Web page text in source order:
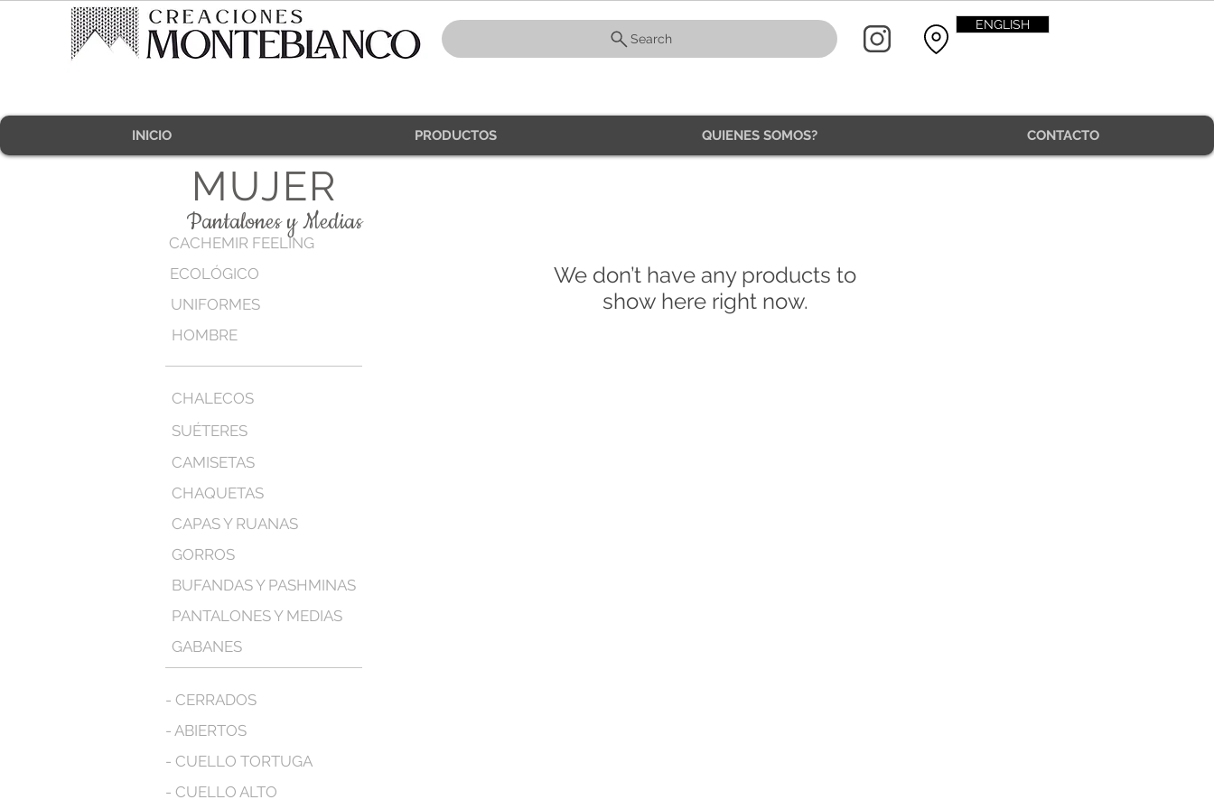
Search
INICIO PRODUCTOS QUIENES SOMOS? CONTACTO
ENGLISH
We don’t have any products to
show here right now.
MUJER
CACHEMIR FEELING
ECOLÓGICO
HOMBRE
UNIFORMES
Pantalones y Medias
CHALECOS
SUÉTERES
CAMISETAS
CHAQUETAS
CAPAS Y RUANAS
GORROS
BUFANDAS Y PASHMINAS
PANTALONES Y MEDIAS
GABANES
- CERRADOS
- ABIERTOS
- CUELLO TORTUGA
- CUELLO ALTO